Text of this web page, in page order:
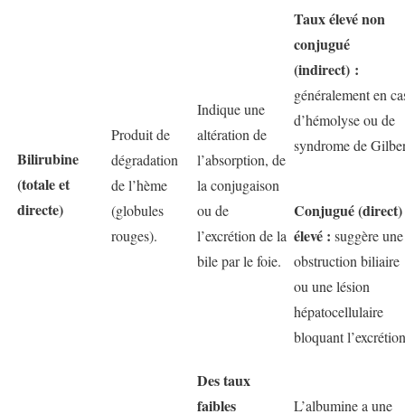
Bilirubine
(totale et
directe)
Produit de
dégradation
de l’hème
(globules
rouges).
Indique une
altération de
l’absorption, de
la conjugaison
ou de
l’excrétion de la
bile par le foie.
Taux élevé non
conjugué
(indirect) :
généralement en
d’hémolyse ou de
syndrome de
Conjugué (direct)
élevé : suggère une
obstruction biliaire
ou une lésion
hépatocellulaire
bloquant
Des taux
faibles
L’albumine a une